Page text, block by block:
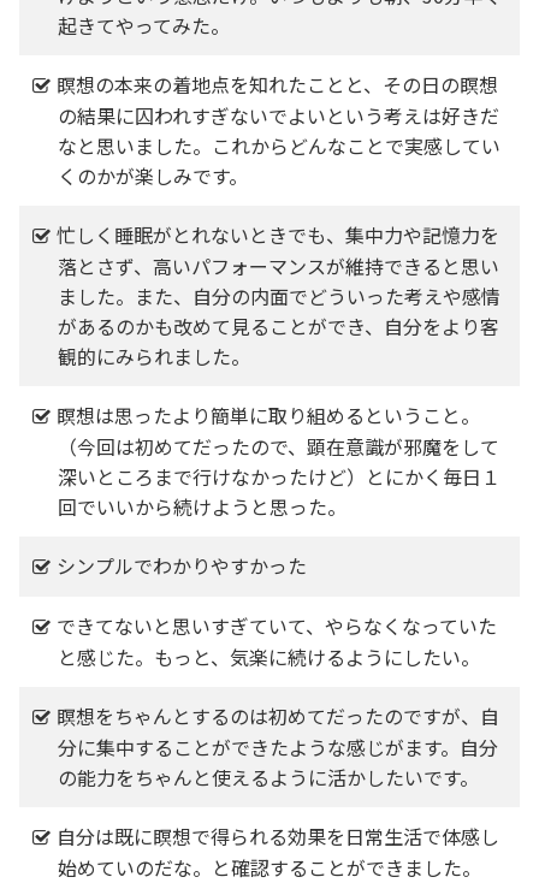
起きてやってみた。
瞑想の本来の着地点を知れたことと、その日の瞑想
の結果に囚われすぎないでよいという考えは好きだ
なと思いました。これからどんなことで実感してい
くのかが楽しみです。
忙しく睡眠がとれないときでも、集中力や記憶力を
落とさず、高いパフォーマンスが維持できると思い
ました。また、自分の内面でどういった考えや感情
があるのかも改めて見ることができ、自分をより客
観的にみられました。
瞑想は思ったより簡単に取り組めるということ。
（今回は初めてだったので、顕在意識が邪魔をして
深いところまで行けなかったけど）とにかく毎日１
回でいいから続けようと思った。
シンプルでわかりやすかった
できてないと思いすぎていて、やらなくなっていた
と感じた。もっと、気楽に続けるようにしたい。
瞑想をちゃんとするのは初めてだったのですが、自
分に集中することができたような感じがます。自分
の能力をちゃんと使えるように活かしたいです。
自分は既に瞑想で得られる効果を日常生活で体感し
始めていのだな。と確認することができました。